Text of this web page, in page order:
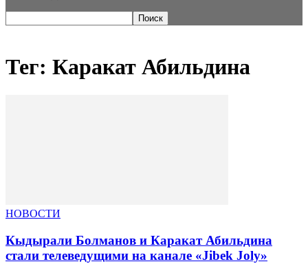
Тег: Каракат Абильдина
НОВОСТИ
Кыдырали Болманов и Каракат Абильдина
стали телеведущими на канале «Jibek Joly»